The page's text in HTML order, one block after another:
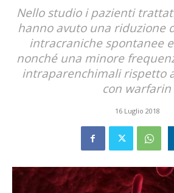
Nello studio i pazienti
hanno avuto una riduzione
intracraniche spontanee
nonché una minore
intraparenchimali rispetto
con warfarin
16 Luglio 2018